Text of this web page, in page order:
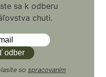
sa k odberu
chuti.
so spracovaním